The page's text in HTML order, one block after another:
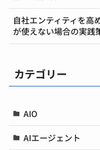
自社エンティティを高
が使えない場合の実践
カテゴリー
AIO
AIエージェント